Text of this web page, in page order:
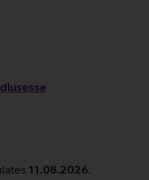
11.08.2026